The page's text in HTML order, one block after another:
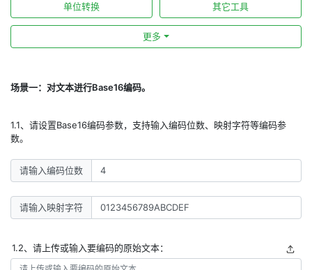
单位转换 其它工具
更多
场景一：对文本进行Base16编码。
1.1、请设置Base16编码参数，支持输入编码位数、映射字符等编码参
数。
请输入编码位数
请输入映射字符
1.2、请上传或输入要编码的原始文本：